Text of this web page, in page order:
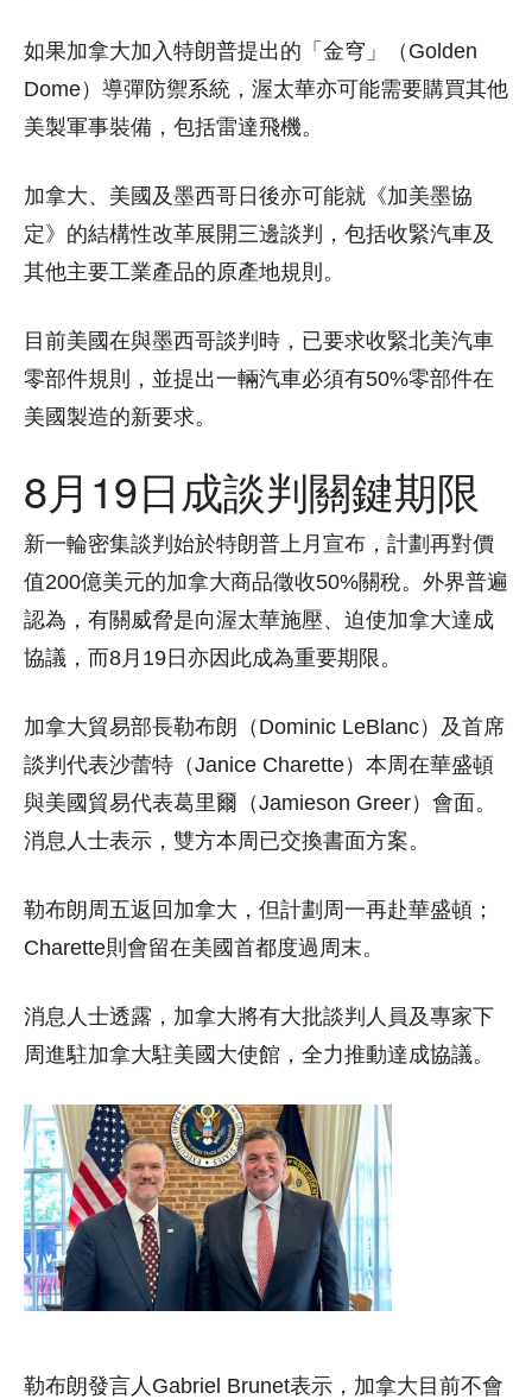
如果加拿大加入特朗普提出的「金穹」（Golden
Dome）導彈防禦系統，渥太華亦可能需要購買其他
美製軍事裝備，包括雷達飛機。
加拿大、美國及墨西哥日後亦可能就《加美墨協
定》的結構性改革展開三邊談判，包括收緊汽車及
其他主要工業產品的原產地規則。
目前美國在與墨西哥談判時，已要求收緊北美汽車
零部件規則，並提出一輛汽車必須有50%零部件在
美國製造的新要求。
8月19日成談判關鍵期限
新一輪密集談判始於特朗普上月宣布，計劃再對價
值200億美元的加拿大商品徵收50%關稅。外界普遍
認為，有關威脅是向渥太華施壓、迫使加拿大達成
協議，而8月19日亦因此成為重要期限。
加拿大貿易部長勒布朗（Dominic LeBlanc）及首席
談判代表沙蕾特（Janice Charette）本周在華盛頓
與美國貿易代表葛里爾（Jamieson Greer）會面。
消息人士表示，雙方本周已交換書面方案。
勒布朗周五返回加拿大，但計劃周一再赴華盛頓；
Charette則會留在美國首都度過周末。
消息人士透露，加拿大將有大批談判人員及專家下
周進駐加拿大駐美國大使館，全力推動達成協議。
勒布朗發言人Gabriel Brunet表示，加拿大目前不會